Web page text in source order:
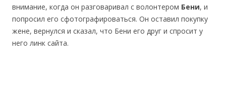
внимание, когда он разговаривал с волонтером Бени, и
попросил его сфотографироваться. Он оставил покупку
жене, вернулся и сказал, что Бени его друг и спросит у
него линк сайта.